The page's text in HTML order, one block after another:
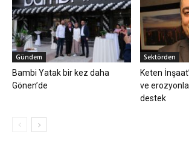
Gündem
Bambi Yatak bir kez daha
Gönen’de
Sektörden
Keten
ve
destek